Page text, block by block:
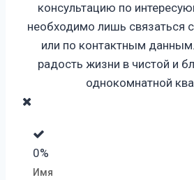
консультацию по
необходимо лишь связаться
или по контактным
радость жизни в чистой и
однокомнатной
0%
Имя